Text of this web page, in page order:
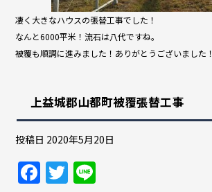
凄く大きなハウスの張替工事でした！
なんと6000平米！流石は八代ですね。
被覆も順調に進みました！ありがとうございました！
上益城郡山都町被覆張替工事
投稿日 2020年5月20日
F T